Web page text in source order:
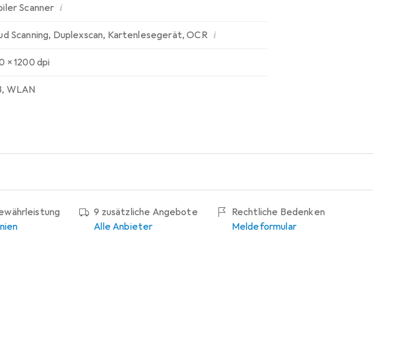
Scanner i
Scanning, Duplexscan, Kartenlesegerät,OCR i
x 1200 dpi
, WLAN
9 zusätzliche Angebote
Alle Anbieter
Rechtliche Bedenken
Meldeformular